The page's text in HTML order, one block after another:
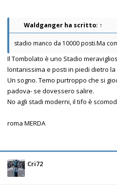
Waldganger ha scritto: ↑
stadio manco da 10000 posti.Ma
Il Tombolato è uno Stadio
lontanissima e posti in piedi dietro
Un sogno. Temo purtroppo che si
padova- se dovessero salire.
No agli stadi moderni, il tifo è
roma MERDA
Cri72